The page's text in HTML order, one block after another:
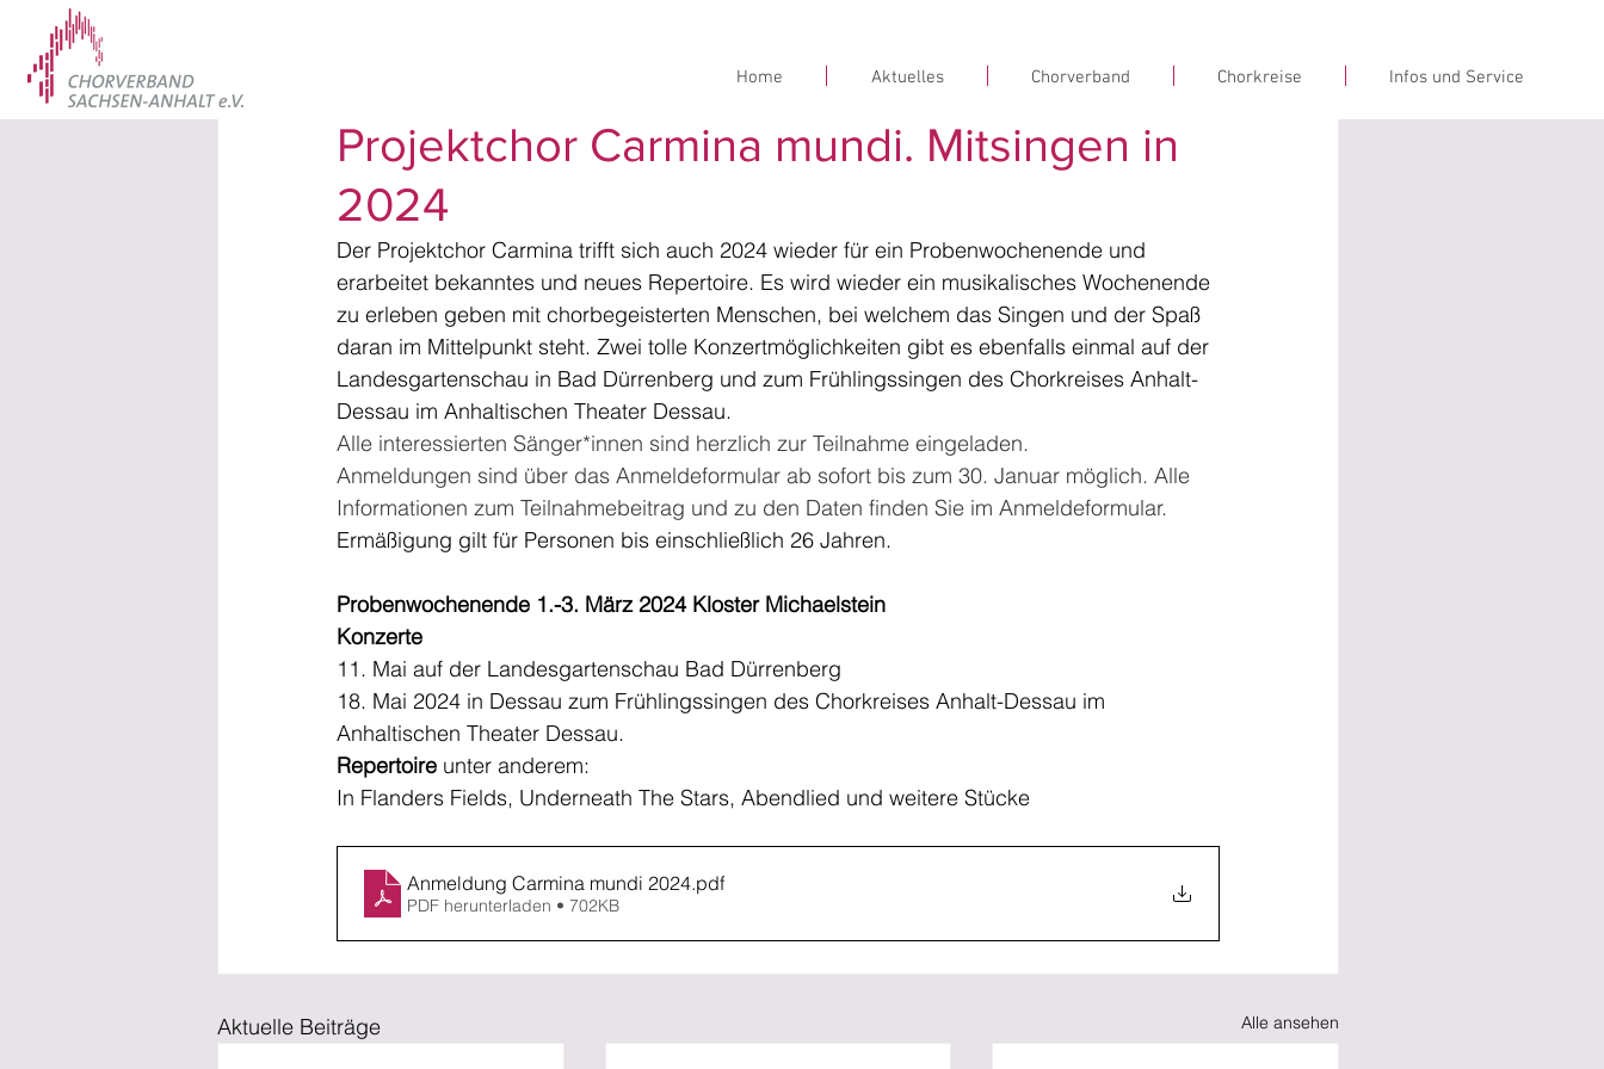
Home Aktuelles Chorverband Chorkreise Infos und Service
Projektchor Carmina mundi. Mitsingen in
2024
Der Projektchor Carmina trifft sich auch 2024 wieder für ein Probenwochenende und
erarbeitet bekanntes und neues Repertoire. Es wird wieder ein musikalisches Wochenende
zu erleben geben mit chorbegeisterten Menschen, bei welchem das Singen und der Spaß
daran im Mittelpunkt steht. Zwei tolle Konzertmöglichkeiten gibt es ebenfalls einmal auf der
Landesgartenschau in Bad Dürrenberg und zum Frühlingssingen des Chorkreises Anhalt-
Dessau im Anhaltischen Theater Dessau.
Alle interessierten Sänger*innen sind herzlich zur Teilnahme eingeladen.
Anmeldungen sind über das Anmeldeformular ab sofort bis zum 30. Januar möglich. Alle
Informationen zum Teilnahmebeitrag und zu den Daten finden Sie im Anmeldeformular.
Ermäßigung gilt für Personen bis einschließlich 26 Jahren.
Probenwochenende 1.-3. März 2024 Kloster Michaelstein
Konzerte
11. Mai auf der Landesgartenschau Bad Dürrenberg
18. Mai 2024 in Dessau zum Frühlingssingen des Chorkreises Anhalt-Dessau im
Anhaltischen Theater Dessau.
Repertoire unter anderem:
In Flanders Fields, Underneath The Stars, Abendlied und weitere Stücke
Anmeldung Carmina mundi 2024.pdf
PDF herunterladen • 702KB
Aktuelle Beiträge Alle ansehen